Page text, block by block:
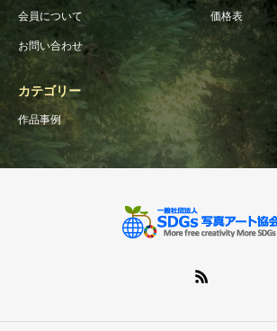
会員について 価格表
お問い合わせ
カテゴリー
作品事例